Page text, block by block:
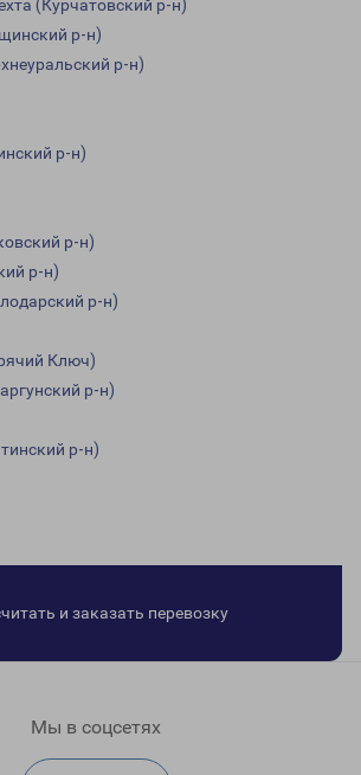
(Курчатовский р-н)
р-н)
р-н)
р-н)
р-н)
р-н)
р-н)
Ключ)
р-н)
р-н)
и заказать перевозку
Мы в соцсетях